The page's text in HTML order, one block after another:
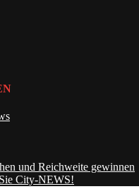
und Reichweite gewinnen
City-NEWS!